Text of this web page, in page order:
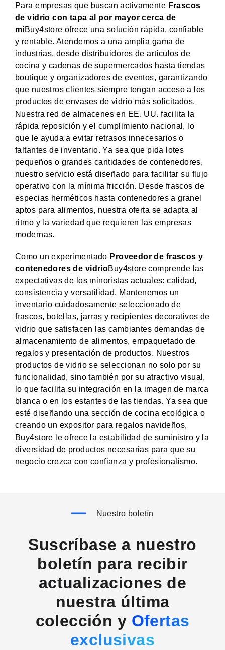
Para empresas que buscan activamente Frascos
de vidrio con tapa al por mayor cerca de
míBuy4store ofrece una solución rápida, confiable
y rentable. Atendemos a una amplia gama de
industrias, desde distribuidores de artículos de
cocina y cadenas de supermercados hasta tiendas
boutique y organizadores de eventos, garantizando
que nuestros clientes siempre tengan acceso a los
productos de envases de vidrio más solicitados.
Nuestra red de almacenes en EE. UU. facilita la
rápida reposición y el cumplimiento nacional, lo
que le ayuda a evitar retrasos innecesarios o
faltantes de inventario. Ya sea que pida lotes
pequeños o grandes cantidades de contenedores,
nuestro servicio está diseñado para facilitar su flujo
operativo con la mínima fricción. Desde frascos de
especias herméticos hasta contenedores a granel
aptos para alimentos, nuestra oferta se adapta al
ritmo y la variedad que requieren las empresas
modernas.
Como un experimentado Proveedor de frascos y
contenedores de vidrioBuy4store comprende las
expectativas de los minoristas actuales: calidad,
consistencia y versatilidad. Mantenemos un
inventario cuidadosamente seleccionado de
frascos, botellas, jarras y recipientes decorativos de
vidrio que satisfacen las cambiantes demandas de
almacenamiento de alimentos, empaquetado de
regalos y presentación de productos. Nuestros
productos de vidrio se seleccionan no solo por su
funcionalidad, sino también por su atractivo visual,
lo que facilita su integración en la imagen de marca
blanca o en los estantes de las tiendas. Ya sea que
esté diseñando una sección de cocina ecológica o
creando un expositor para regalos navideños,
Buy4store le ofrece la estabilidad de suministro y la
diversidad de productos necesarias para que su
negocio crezca con confianza y profesionalismo.
Nuestro boletín
Suscríbase a nuestro
boletín para recibir
actualizaciones de
nuestra última
colección y Ofertas
exclusivas